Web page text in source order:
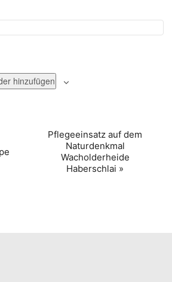
hinzufügen
Pflegeeinsatz auf dem
Naturdenkmal
Wacholderheide
Haberschlai »